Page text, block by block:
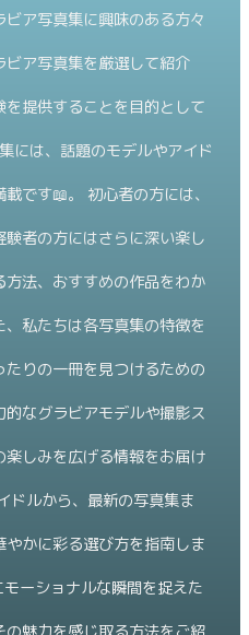
ア写真集に興味のある方々
ア写真集を厳選して紹介
提供することを目的として
には、話題のモデルやアイド
です📖。 初心者の方には、
者の方にはさらに深い楽し
法、おすすめの作品をわか
私たちは各写真集の特徴を
りの一冊を見つけるための
なグラビアモデルや撮影ス
しみを広げる情報をお届け
ドルから、最新の写真集ま
かに彩る選び方を指南しま
ーショナルな瞬間を捉えた